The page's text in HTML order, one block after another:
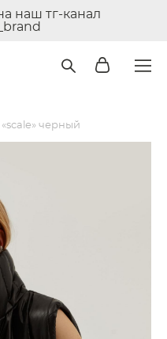
наш тг-канал
черный